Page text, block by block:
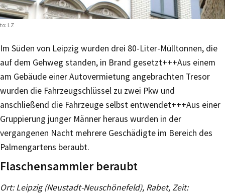
LZ
Im Süden von Leipzig wurden drei 80-Liter-Mülltonnen, die
auf dem Gehweg standen, in Brand gesetzt+++Aus einem
am Gebäude einer Autovermietung angebrachten Tresor
wurden die Fahrzeugschlüssel zu zwei Pkw und
anschließend die Fahrzeuge selbst entwendet+++Aus einer
Gruppierung junger Männer heraus wurden in der
vergangenen Nacht mehrere Geschädigte im Bereich des
Palmengartens beraubt.
Flaschensammler beraubt
Ort: Leipzig (Neustadt-Neuschönefeld), Rabet, Zeit: